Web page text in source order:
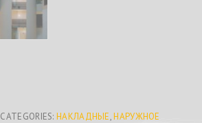
CATEGORIES:НАКЛАДНЫЕ,НАРУЖНОЕ